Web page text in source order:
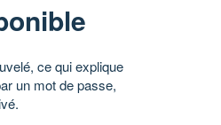
ce qui explique
un mot de passe,